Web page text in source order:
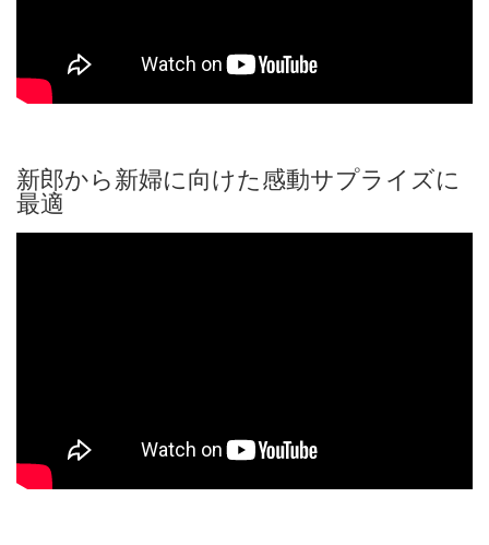
新郎から新婦に向けた感動サプライズに
最適